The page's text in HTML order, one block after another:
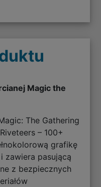
Magic the
The Gathering
– 100+
grafikę
zawiera pasującą
z bezpiecznych